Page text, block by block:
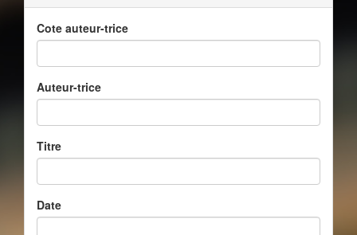
Cote auteur-trice
Auteur-trice
Titre
Date